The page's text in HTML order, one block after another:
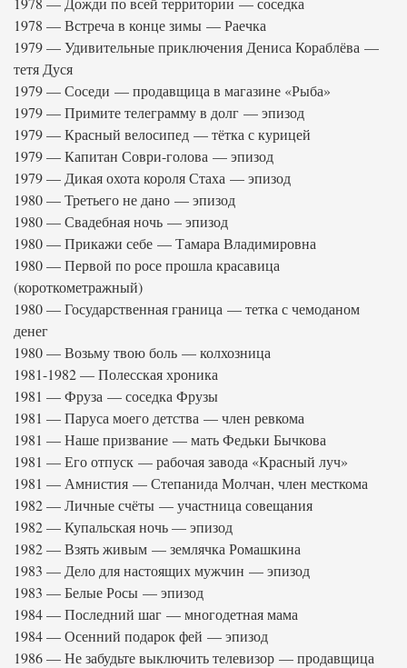
1978 — Встреча в конце зимы — Раечка
1979 — Удивительные приключения Дениса Кораблёва —
тетя Дуся
1979 — Соседи — продавщица в магазине «Рыба»
1979 — Примите телеграмму в долг — эпизод
1979 — Красный велосипед — тётка с курицей
1979 — Капитан Соври-голова — эпизод
1979 — Дикая охота короля Стаха — эпизод
1980 — Третьего не дано — эпизод
1980 — Свадебная ночь — эпизод
1980 — Прикажи себе — Тамара Владимировна
1980 — Первой по росе прошла красавица
(короткометражный)
1980 — Государственная граница — тетка с чемоданом
денег
1980 — Возьму твою боль — колхозница
1981-1982 — Полесская хроника
1981 — Фруза — соседка Фрузы
1981 — Паруса моего детства — член ревкома
1981 — Наше призвание — мать Федьки Бычкова
1981 — Его отпуск — рабочая завода «Красный луч»
1981 — Амнистия — Степанида Молчан, член месткома
1982 — Личные счёты — участница совещания
1982 — Купальская ночь — эпизод
1982 — Взять живым — землячка Ромашкина
1983 — Дело для настоящих мужчин — эпизод
1983 — Белые Росы — эпизод
1984 — Последний шаг — многодетная мама
1984 — Осенний подарок фей — эпизод
1986 — Не забудьте выключить телевизор — продавщица